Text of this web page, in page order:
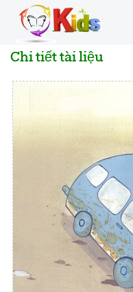
Chi tiết tài liệu